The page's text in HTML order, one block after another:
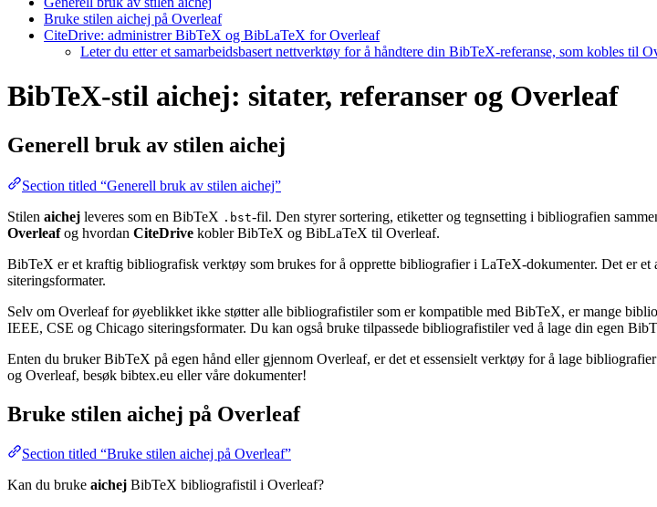
Bruke stilen aichej på Overleaf
CiteDrive: administrer BibTeX og BibLaTeX for Overleaf
Leter du etter et samarbeidsbasert nettverktøy for å håndtere din BibTeX-referanse, som kobles til
BibTeX-stil aichej: sitater, referanser og Overleaf
Generell bruk av stilen aichej
Section titled “Generell bruk av stilen aichej”
Stilen aichej leveres som en BibTeX .bst-fil. Den styrer sortering, etiketter og tegnsetting i bibliografien
Overleafog hvordan CiteDrive kobler BibTeX og BibLaTeX til Overleaf.
BibTeX er et kraftig bibliografisk verktøy som brukes for å opprette bibliografier i LaTeX-dokumenter. Det er
siteringsformater.
Selv om Overleaf for øyeblikket ikke støtter alle bibliografistiler som er kompatible med BibTeX, er mange
IEEE, CSE og Chicago siteringsformater. Du kan også bruke tilpassede bibliografistiler ved å lage din egen
Enten du bruker BibTeX på egen hånd eller gjennom Overleaf, er det et essensielt verktøy for å lage
og Overleaf, besøk bibtex.eu eller våre dokumenter!
Bruke stilen aichej på Overleaf
Section titled “Bruke stilen aichej på Overleaf”
Kan du bruke aichej BibTeX bibliografistil i Overleaf?